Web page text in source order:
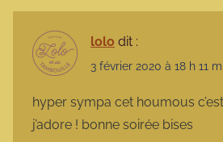
lolo dit :
3 février 2020 à 18 h 11
hyper sympa cet houmous
j’adore ! bonne soirée bises